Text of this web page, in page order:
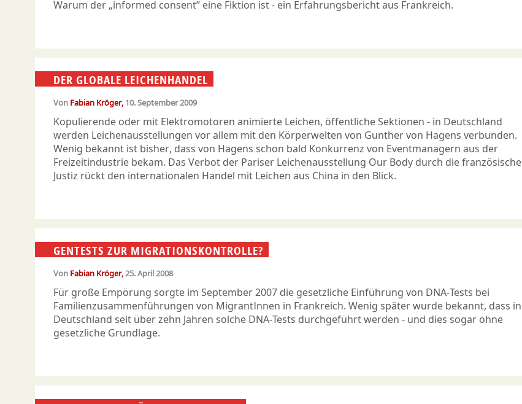
Warum der „informed consent” eine Fiktion ist - ein Erfahrungsbericht aus Frankreich.
DER GLOBALE LEICHENHANDEL
Von Fabian Kröger 10. September 2009
Kopulierende oder mit Elektromotoren animierte Leichen, öffentliche Sektionen - in Deutschland
werden Leichenausstellungen vor allem mit den Körperwelten von Gunther von Hagens verbunden.
Wenig bekannt ist bisher, dass von Hagens schon bald Konkurrenz von Eventmanagern aus der
Freizeitindustrie bekam. Das Verbot der Pariser Leichenausstellung Our Body durch die französische
Justiz rückt den internationalen Handel mit Leichen aus China in den Blick.
GENTESTS ZUR MIGRATIONSKONTROLLE?
Von Fabian Kröger 25. April 2008
Für große Empörung sorgte im September 2007 die gesetzliche Einführung von DNA-Tests bei
Familienzusammenführungen von MigrantInnen in Frankreich. Wenig später wurde bekannt, dass in
Deutschland seit über zehn Jahren solche DNA-Tests durchgeführt werden - und dies sogar ohne
gesetzliche Grundlage.